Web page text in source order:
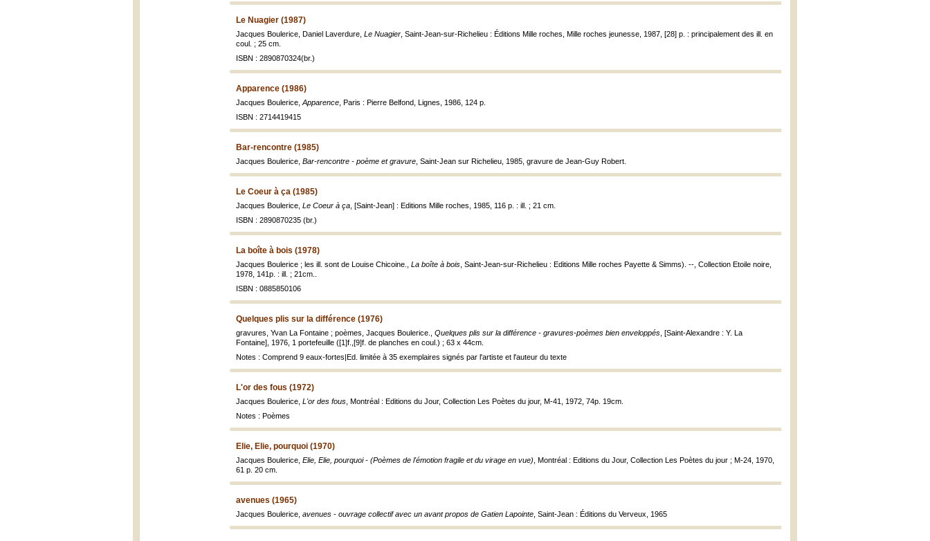
Le Nuagier (1987)
Jacques Boulerice, Daniel Laverdure, Le Nuagier , Saint-Jean-sur-Richelieu : Éditions Mille roches, Mille roches jeunesse, 1987, [28] p. : principalement des ill. en
coul. ; 25 cm.
ISBN : 2890870324(br.)
Apparence (1986)
Jacques Boulerice, Apparence , Paris : Pierre Belfond, Lignes, 1986, 124 p.
ISBN : 2714419415
Bar-rencontre (1985)
Jacques Boulerice, Bar-rencontre - poème et gravure , Saint-Jean sur Richelieu, 1985, gravure de Jean-Guy Robert.
Le Coeur à ça (1985)
Jacques Boulerice, Le Coeur à ça , [Saint-Jean] : Editions Mille roches, 1985, 116 p. : ill. ; 21 cm.
ISBN : 2890870235 (br.)
La boîte à bois (1978)
Jacques Boulerice ; les ill. sont de Louise Chicoine., La boîte à bois , Saint-Jean-sur-Richelieu : Editions Mille roches Payette & Simms). --, Collection Etoile noire,
1978, 141p. : ill. ; 21cm..
ISBN : 0885850106
Quelques plis sur la différence (1976)
gravures, Yvan La Fontaine ; poèmes, Jacques Boulerice., Quelques plis sur la différence - gravures-poèmes bien enveloppés , [Saint-Alexandre : Y. La
Fontaine], 1976, 1 portefeuille ([1]f.,[9]f. de planches en coul.) ; 63 x 44cm.
Notes : Comprend 9 eaux-fortes|Ed. limitée à 35 exemplaires signés par l'artiste et l'auteur du texte
L'or des fous (1972)
Jacques Boulerice, L'or des fous , Montréal : Editions du Jour, Collection Les Poètes du jour, M-41, 1972, 74p. 19cm.
Notes : Poèmes
Elie, Elie, pourquoi (1970)
Jacques Boulerice, Elie, Elie, pourquoi - (Poèmes de l'émotion fragile et du virage en vue) , Montréal : Editions du Jour, Collection Les Poètes du jour ; M-24, 1970,
61 p. 20 cm.
avenues (1965)
Jacques Boulerice, avenues - ouvrage collectif avec un avant propos de Gatien Lapointe , Saint-Jean : Éditions du Verveux, 1965